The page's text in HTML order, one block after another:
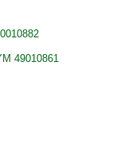
49010861